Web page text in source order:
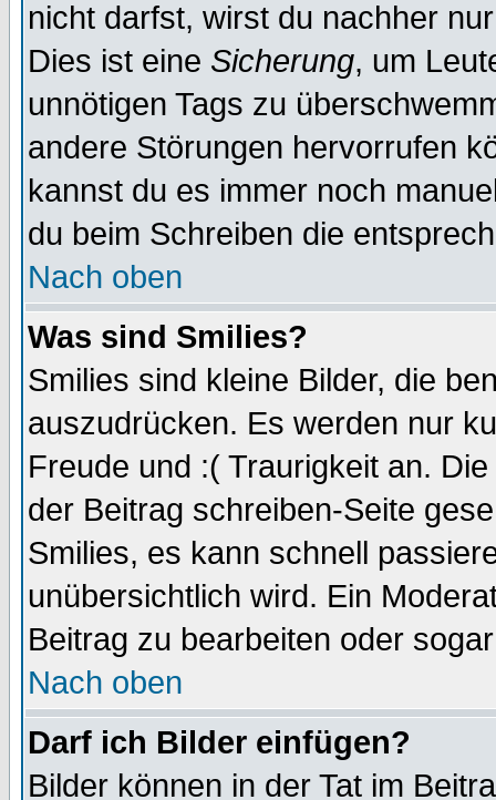
nicht darfst, wirst du nachher
Dies ist eine Sicherung, um
unnötigen Tags zu
andere Störungen hervorrufen
kannst du es immer noch
du beim Schreiben die
Nach oben
Was sind Smilies?
Smilies sind kleine Bilder, die
auszudrücken. Es werden nur
Freude und :( Traurigkeit an.
der Beitrag schreiben-Seite
Smilies, es kann schnell
unübersichtlich wird. Ein
Beitrag zu bearbeiten oder
Nach oben
Darf ich Bilder einfügen?
Bilder können in der Tat im